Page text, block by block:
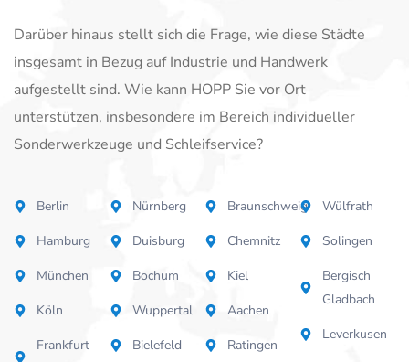
Darüber hinaus stellt sich die Frage, wie diese Städte
insgesamt in Bezug auf Industrie und Handwerk
aufgestellt sind. Wie kann HOPP Sie vor Ort
unterstützen, insbesondere im Bereich individueller
Sonderwerkzeuge und Schleifservice?
Berlin
Hamburg
München
Köln
Frankfurt
Nürnberg
Duisburg
Bochum
Wuppertal
Bielefeld
Braunschweig
Chemnitz
Kiel
Aachen
Ratingen
Wülfrath
Solingen
Bergisch
Gladbach
Leverkusen